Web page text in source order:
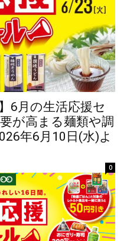
6月の生活応援セ
が高まる麺類や調
年6月10日(水)よ
0